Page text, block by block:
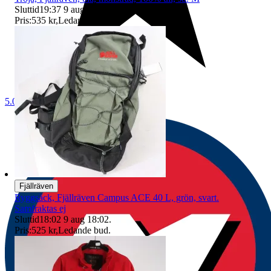
5.0
Sluttid19:37 9 aug 19:37
Pris:535 kr,Ledande bud
Fjällräven
Ryggsäck, Fjällräven Campus ACE 40 L, grön, svart.
Samfraktas ej
Sluttid18:02 9 aug 18:02.
Pris:525 kr,Ledande bud.